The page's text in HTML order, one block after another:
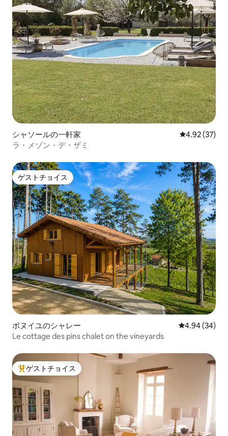
シャソールの一軒家 レビュー37
4.92 (37)
ラ・メゾン・デ・ザミ
ゲストチョイス
ゲストチョイス
ボヌイユのシャレー レビュー34
4.94 (34)
Le cottage des pins chalet on the vineyards
大好評のゲストチョイスです。
ゲストチョイス